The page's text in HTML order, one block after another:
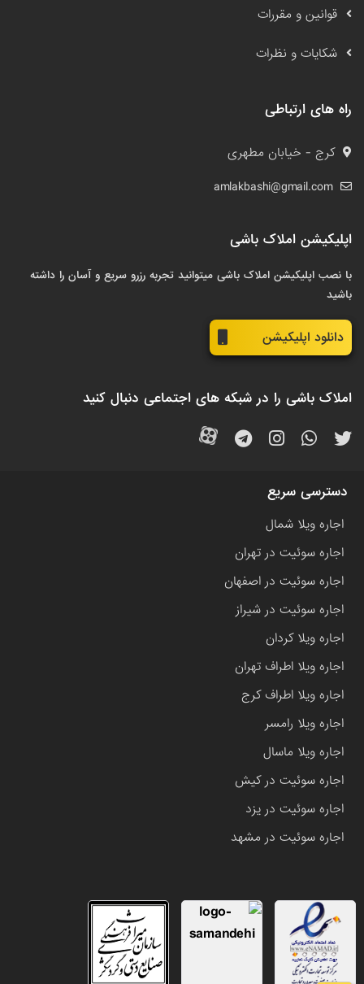
قوانین و مقررات
شکایات و نظرات
راه های ارتباطی
کرج - خیابان مطهری
amlakbashi@gmail.com
اپلیکیشن املاک باشی
با نصب اپلیکیشن املاک باشی میتوانید تجربه رزرو سریع و آسان را داشته
باشید
دانلود اپلیکیشن
املاک باشی را در شبکه های اجتماعی دنبال کنید
دسترسی سریع
اجاره ویلا شمال
اجاره سوئیت در تهران
اجاره سوئیت در اصفهان
اجاره سوئیت در شیراز
اجاره ویلا کردان
اجاره ویلا اطراف تهران
اجاره ویلا اطراف کرج
اجاره ویلا رامسر
اجاره ویلا ماسال
اجاره سوئیت در کیش
اجاره سوئیت در یزد
اجاره سوئیت در مشهد